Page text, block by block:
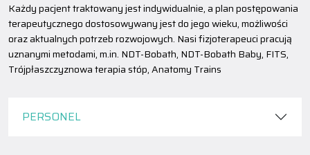
Każdy pacjent traktowany jest indywidualnie, a plan postępowania
terapeutycznego dostosowywany jest do jego wieku, możliwości
oraz aktualnych potrzeb rozwojowych. Nasi fizjoterapeuci pracują
uznanymi metodami, m.in. NDT-Bobath, NDT-Bobath Baby, FITS,
Trójpłaszczyznowa terapia stóp, Anatomy Trains
PERSONEL